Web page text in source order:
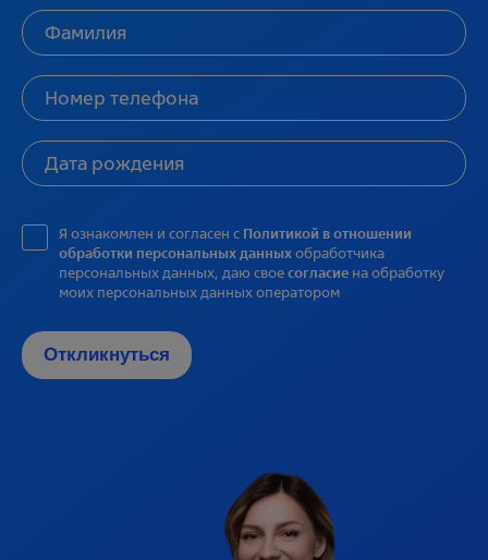
Я ознакомлен и согласен с Политикой в отношении
обработки персональных данныхобработчика
персональных данных, даю своесогласие на обработку
моих персональных данных оператором
Откликнуться